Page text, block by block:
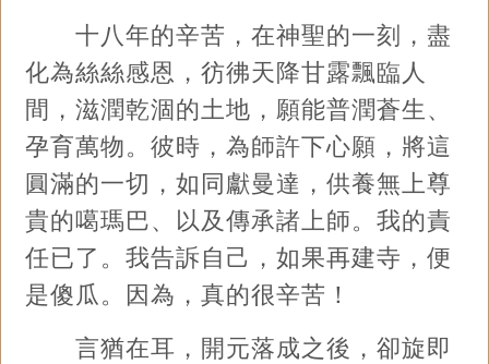
十八年的辛苦，在神聖的一刻，盡
化為絲絲感恩，彷彿天降甘露飄臨人
間，滋潤乾涸的土地，願能普潤蒼生、
孕育萬物。彼時，為師許下心願，將這
圓滿的一切，如同獻曼達，供養無上尊
貴的噶瑪巴、以及傳承諸上師。我的責
任已了。我告訴自己，如果再建寺，便
是傻瓜。因為，真的很辛苦！
言猶在耳，開元落成之後，卻旋即